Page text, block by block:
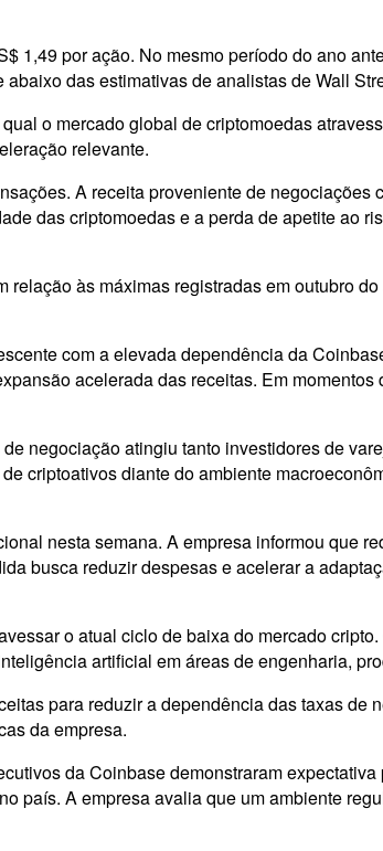
por ação. No mesmo período do ano
das estimativas de analistas de Wall
o mercado global de criptomoedas
relevante.
A receita proveniente de negociações
das criptomoedas e a perda de apetite ao
às máximas registradas em outubro
com a elevada dependência da
acelerada das receitas. Em
negociação atingiu tanto investidores de
criptoativos diante do ambiente
nesta semana. A empresa informou que
busca reduzir despesas e acelerar a
o atual ciclo de baixa do mercado
artificial em áreas de engenharia,
para reduzir a dependência das taxas de
da empresa.
da Coinbase demonstraram
país. A empresa avalia que um ambiente